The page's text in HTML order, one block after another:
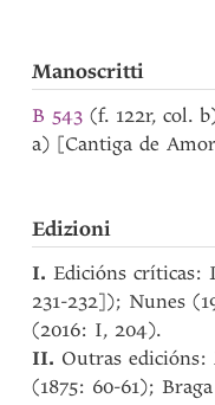
Manoscritti
B 543 (f. 122r, col.
a) [Cantiga de
Edizioni
I. Edicións críticas:
231-232]); Nunes
(2016: I, 204).
II. Outras edicións:
(1875: 60-61);